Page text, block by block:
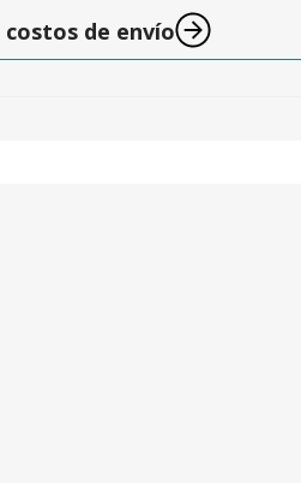
costos de envío